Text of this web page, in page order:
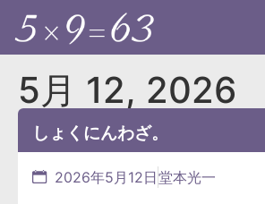
5月 12, 2026
しょくにんわざ。
2026年5月12日 堂本光一